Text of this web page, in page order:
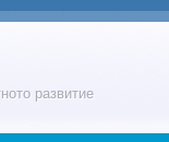
развитие